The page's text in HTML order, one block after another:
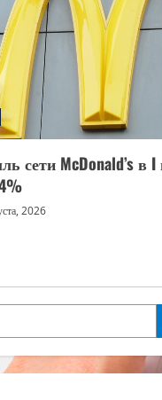
сети McDonald’s в I
2026